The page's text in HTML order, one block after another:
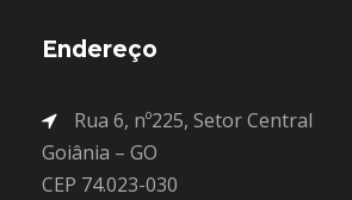
Endereço
Rua 6, nº225, Setor Central
Goiânia – GO
CEP 74.023-030